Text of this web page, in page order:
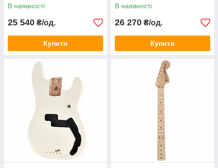
В наявності
25 540 ₴/од.
Купити
В наявності
26 270 ₴/од.
Купити